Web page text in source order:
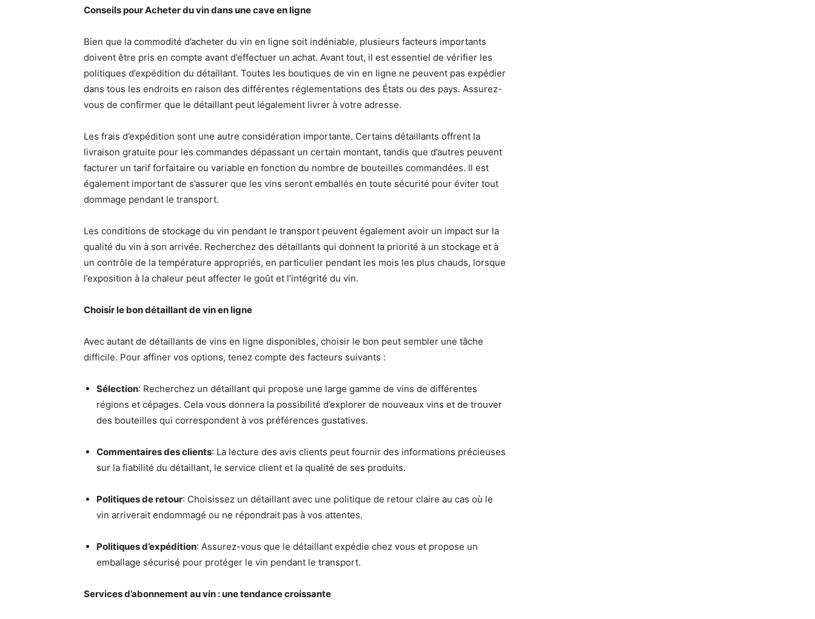
Conseils pour Acheter du vin dans une cave en ligne
Bien que la commodité d’acheter du vin en ligne soit indéniable, plusieurs facteurs importants
doivent être pris en compte avant d’effectuer un achat. Avant tout, il est essentiel de vérifier les
politiques d’expédition du détaillant. Toutes les boutiques de vin en ligne ne peuvent pas expédier
dans tous les endroits en raison des différentes réglementations des États ou des pays. Assurez-
vous de confirmer que le détaillant peut légalement livrer à votre adresse.
Les frais d’expédition sont une autre considération importante. Certains détaillants offrent la
livraison gratuite pour les commandes dépassant un certain montant, tandis que d’autres peuvent
facturer un tarif forfaitaire ou variable en fonction du nombre de bouteilles commandées. Il est
également important de s’assurer que les vins seront emballés en toute sécurité pour éviter tout
dommage pendant le transport.
Les conditions de stockage du vin pendant le transport peuvent également avoir un impact sur la
qualité du vin à son arrivée. Recherchez des détaillants qui donnent la priorité à un stockage et à
un contrôle de la température appropriés, en particulier pendant les mois les plus chauds, lorsque
l’exposition à la chaleur peut affecter le goût et l’intégrité du vin.
Choisir le bon détaillant de vin en ligne
Avec autant de détaillants de vins en ligne disponibles, choisir le bon peut sembler une tâche
difficile. Pour affiner vos options, tenez compte des facteurs suivants :
Sélection: Recherchez un détaillant qui propose une large gamme de vins de différentes
régions et cépages. Cela vous donnera la possibilité d’explorer de nouveaux vins et de trouver
des bouteilles qui correspondent à vos préférences gustatives.
Commentaires des clients: La lecture des avis clients peut fournir des informations précieuses
sur la fiabilité du détaillant, le service client et la qualité de ses produits.
Politiques de retour: Choisissez un détaillant avec une politique de retour claire au cas où le
vin arriverait endommagé ou ne répondrait pas à vos attentes.
Politiques d’expédition: Assurez-vous que le détaillant expédie chez vous et propose un
emballage sécurisé pour protéger le vin pendant le transport.
Services d’abonnement au vin : une tendance croissante